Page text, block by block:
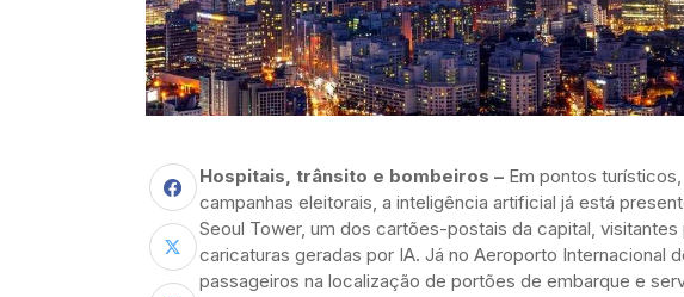
Hospitais, trânsito e bombeiros – Em pontos
campanhas eleitorais, a inteligência artificial já está
Seoul Tower, um dos cartões-postais da capital,
caricaturas geradas por IA. Já no Aeroporto Internacional
passageiros na localização de portões de embarque e